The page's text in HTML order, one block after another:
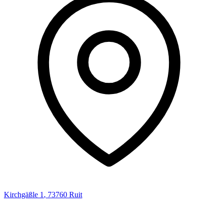
Kirchgäßle 1 , 73760 Ruit